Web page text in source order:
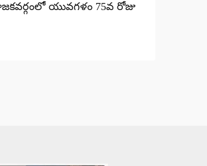
యువగళం 75వ రోజు